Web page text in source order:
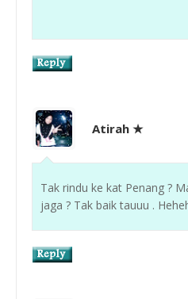
Atirah ★
Tak rindu ke kat Penang ?
jaga ? Tak baik tauuu .